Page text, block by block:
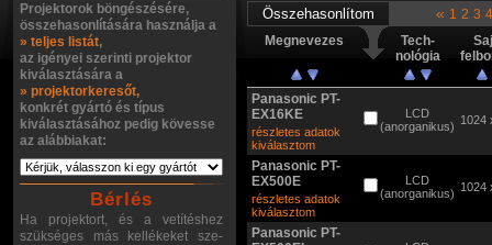
Projektorok böngészésére,
összehasonlítására használja a
» teljes listát,
az igényei szerinti projektor
kiválasztására a
» projektorkeresőt,
konkrét gyártó és típus
kiválasztásához pedig kövesse
az alábbiakat:
Bérlés
Ha projektort, és a vetítéshez
szükséges más kellékeket sze-
« 1 2 3 4
Megnevezes
Tech-
nológia
Panasonic PT-
EX16KE
részletes adatok
kiválasztom
LCD
(anorganikus) 1024
Panasonic PT-
EX500E
részletes adatok
kiválasztom
LCD
(anorganikus) 1024
Panasonic PT-